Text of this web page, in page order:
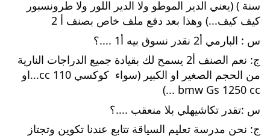
كيف كيف...) وهذا بعد دفع ملف خاص بصنف أ 2
س : البارمي أ2 نقدر نسوق بيه أ1 ....؟
bmw Gs 1250 cc ...)
س :تقدر تكاشيهلي بلا منعقب ....؟